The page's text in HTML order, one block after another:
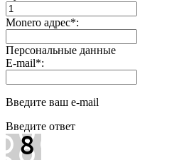
Monero адрес*:
Персональные данные
E-mail*:
Введите ваш e-mail
Введите ответ